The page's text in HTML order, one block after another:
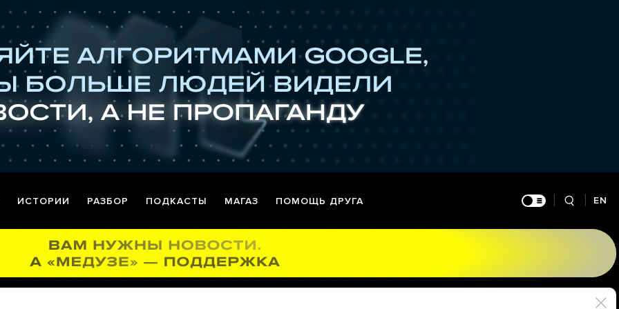
ИСТОРИИ РАЗБОР ПОДКАСТЫ МАГАЗ ПОМОЩЬ ДРУГА EN